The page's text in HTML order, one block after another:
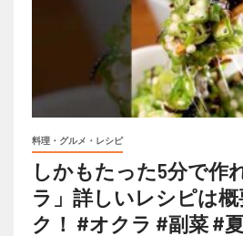
料理・グルメ・レシピ
しかもたった5分で作
ラ」詳しいレシピは
ク！ #オクラ #副菜 #